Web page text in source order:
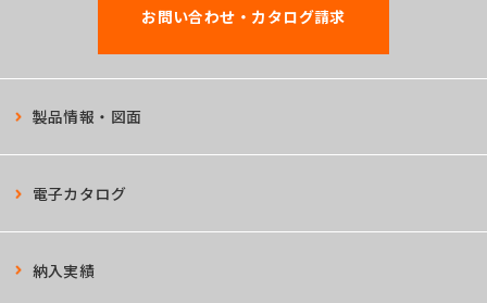
製品情報・図面
電子カタログ
納入実績
お問い合わせ・カタログ請求